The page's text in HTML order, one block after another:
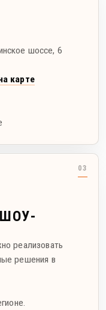
шоссе, 6
карте
реализовать
решения в